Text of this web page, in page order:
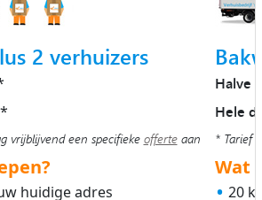
2 verhuizers
vrijblijvend een specifieke offerteaan
huidige adres
Halve
Hele
* Tarief
Wat
20